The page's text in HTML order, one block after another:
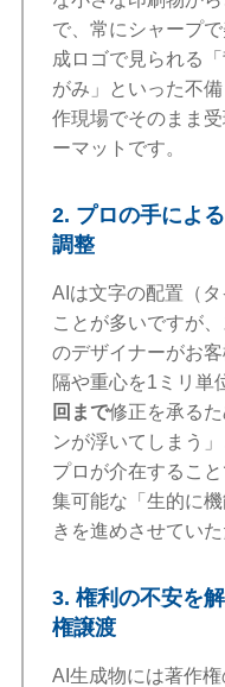
で、常にシャープ
成ロゴで見られる
がみ」といった不
作現場でそのまま
ーマットです。
2. プロの手によ
調整
AIは文字の配置（
ことが多いですが
のデザイナーがお
隔や重心を1ミリ単
回まで修正を承る
ンが浮いてしまう
プロが介在するこ
集可能な「生的に
きを進めさせていた
3. 権利の不安を
権譲渡
AI生成物には著作